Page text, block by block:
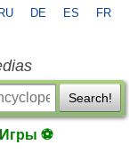
RU DE ES FR
Search!
Игры ⚽